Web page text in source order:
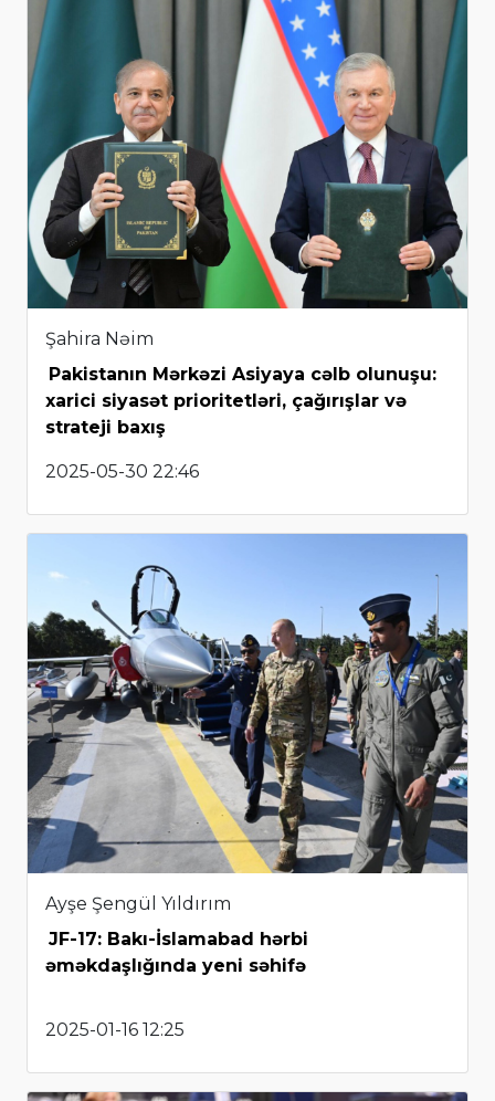
Şahira Nəim
Pakistanın Mərkəzi Asiyaya cəlb olunuşu:
xarici siyasət prioritetləri, çağırışlar və
strateji baxış
2025-05-30 22:46
Ayşe Şengül Yıldırım
JF-17: Bakı-İslamabad hərbi
əməkdaşlığında yeni səhifə
2025-01-16 12:25